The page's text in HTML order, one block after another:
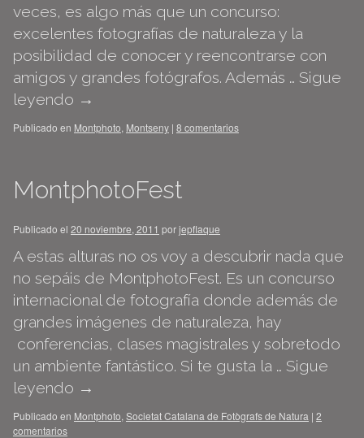
veces, es algo más que un concurso:
excelentes fotografías de naturaleza y la
posibilidad de conocer y reencontrarse con
amigos y grandes fotógrafos. Además … Sigue
leyendo →
Publicado en Montphoto, Montseny | 8 comentarios
MontphotoFest
Publicado el 20 noviembre, 2011 porjepflaque
A estas alturas no os voy a descubrir nada que
no sepáis de MontphotoFest. Es un concurso
internacional de fotografía donde además de
grandes imágenes de naturaleza, hay
conferencias, clases magistrales y sobretodo
un ambiente fantástico. Si te gusta la … Sigue
leyendo →
Publicado en Montphoto, Societat Catalana de Fotògrafs de Natura | 2
comentarios